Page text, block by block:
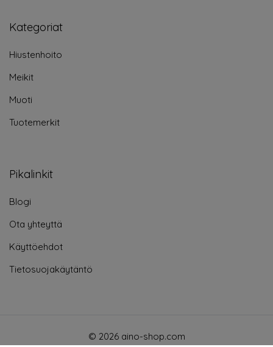
Kategoriat
Hiustenhoito
Meikit
Muoti
Tuotemerkit
Pikalinkit
Blogi
Ota yhteyttä
Käyttöehdot
Tietosuojakäytäntö
© 2026 aino-shop.com